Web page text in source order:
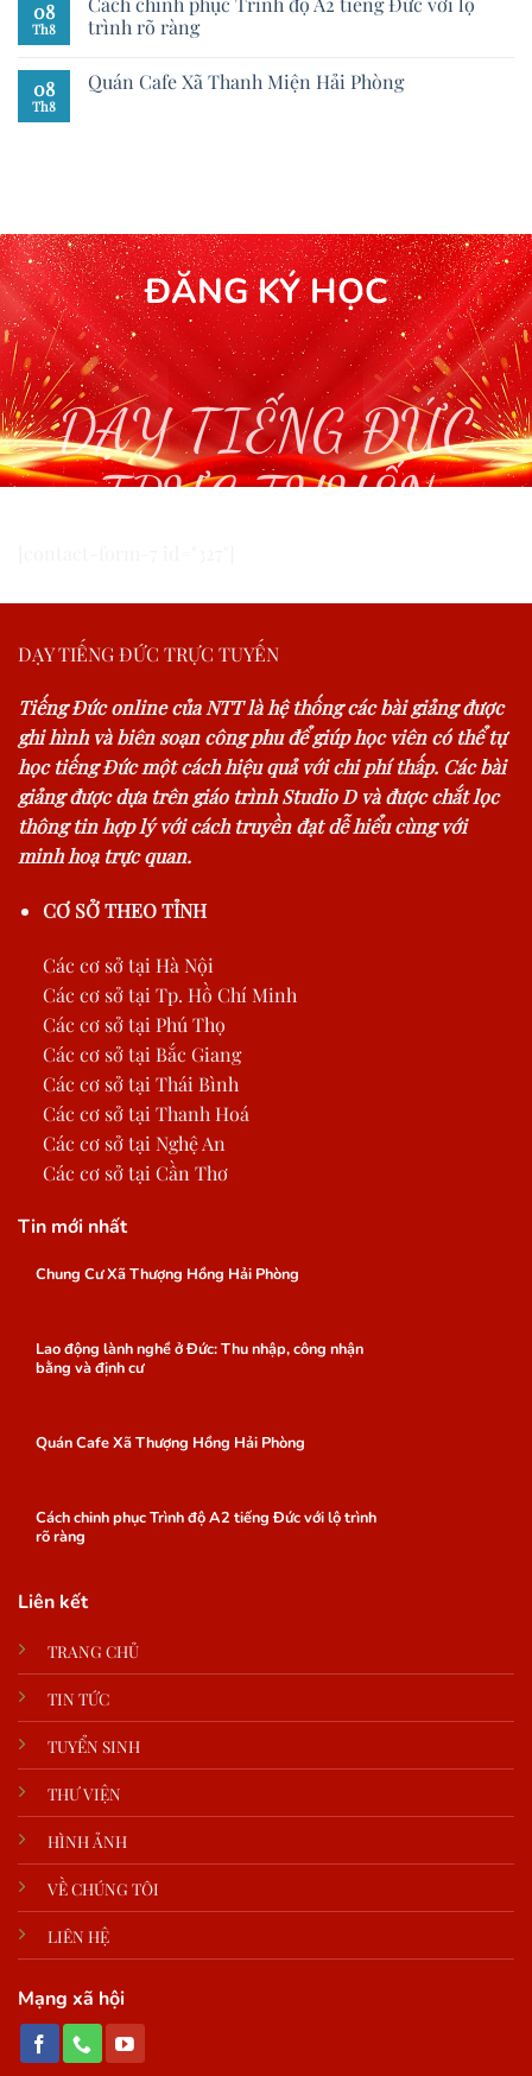
08
Th8
trình rõ ràng
08
Th8
Quán Cafe Xã Thanh Miện Hải Phòng
ĐĂNG KÝ HỌC
DẠY TIẾNG ĐỨC
TRỰC TUYẾN
DẠY TIẾNG ĐỨC TRỰC TUYẾN
Tiếng Đức online của NTT là hệ thống các bài giảng được
ghi hình và biên soạn công phu để giúp học viên có thể tự
học tiếng Đức một cách hiệu quả với chi phí thấp. Các bài
giảng được dựa trên giáo trình Studio D và được chắt lọc
thông tin hợp lý với cách truyền đạt dễ hiểu cùng với
minh hoạ trực quan.
CƠ SỞ THEO TỈNH
Các cơ sở tại Hà Nội
Các cơ sở tại Tp. Hồ Chí Minh
Các cơ sở tại Phú Thọ
Các cơ sở tại Bắc Giang
Các cơ sở tại Thái Bình
Các cơ sở tại Thanh Hoá
Các cơ sở tại Nghệ An
Các cơ sở tại Cần Thơ
Tin mới nhất
Chung Cư Xã Thượng Hồng Hải Phòng
Lao động lành nghề ở Đức: Thu nhập, công nhận
bằng và định cư
Quán Cafe Xã Thượng Hồng Hải Phòng
Cách chinh phục Trình độ A2 tiếng Đức với lộ trình
rõ ràng
Liên kết
TRANG CHỦ
TIN TỨC
TUYỂN SINH
THƯ VIỆN
HÌNH ẢNH
VỀ CHÚNG TÔI
LIÊN HỆ
Mạng xã hội